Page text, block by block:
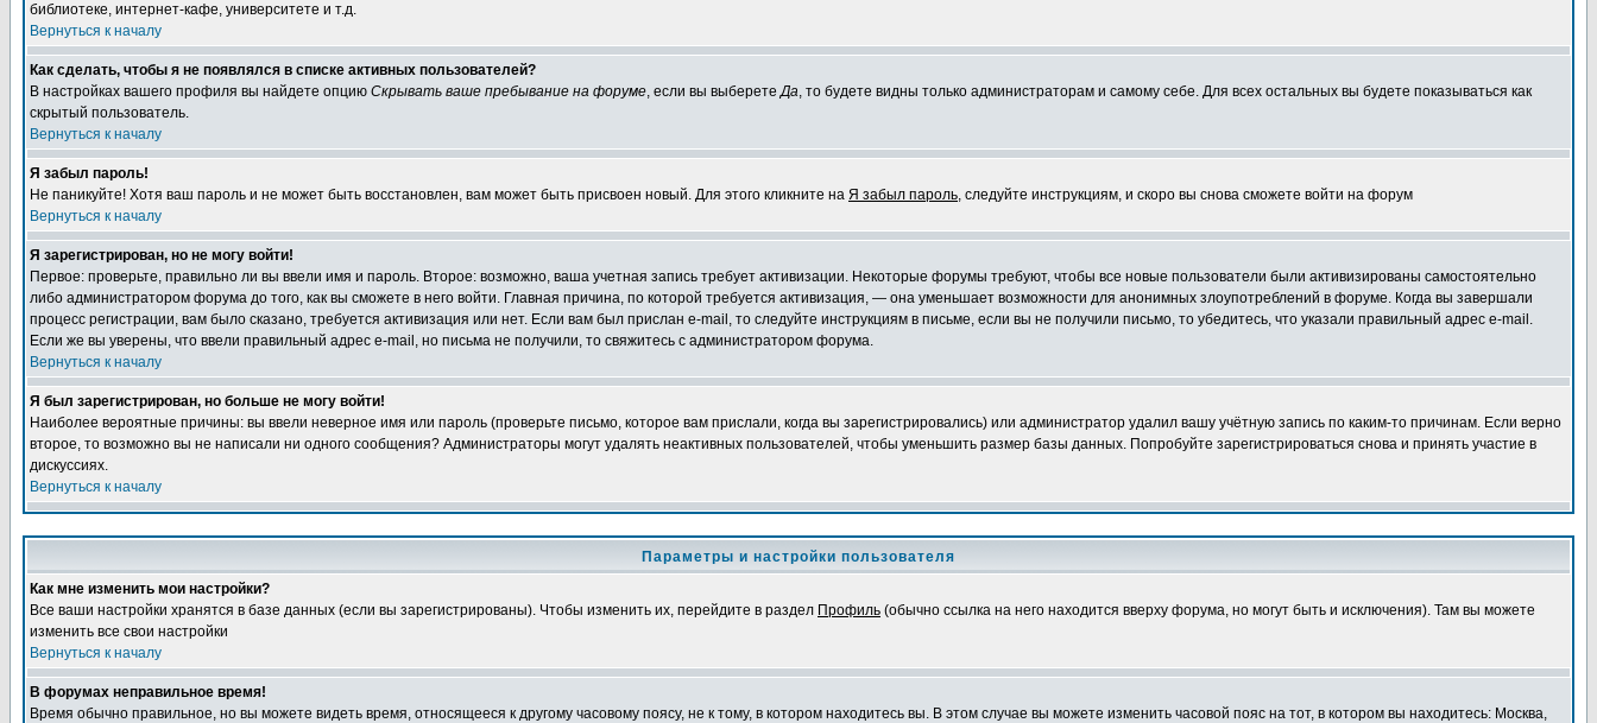
библиотеке, интернет-кафе, университете и т.д.
Вернуться к началу
Как сделать, чтобы я не появлялся в списке активных пользователей?
В настройках вашего профиля вы найдете опцию Скрывать ваше пребывание на форуме, если вы выберетеДа, то будете видны только администраторам и самому себе. Для всех остальных вы будете показываться как
скрытый пользователь.
Вернуться к началу
Я забыл пароль!
Не паникуйте! Хотя ваш пароль и не может быть восстановлен, вам может быть присвоен новый. Для этого кликните на Я забыл пароль, следуйте инструкциям, и скоро вы снова сможете войти на форум
Вернуться к началу
Я зарегистрирован, но не могу войти!
Первое: проверьте, правильно ли вы ввели имя и пароль. Второе: возможно, ваша учетная запись требует активизации. Некоторые форумы требуют, чтобы все новые пользователи были активизированы самостоятельно
либо администратором форума до того, как вы сможете в него войти. Главная причина, по которой требуется активизация, — она уменьшает возможности для анонимных злоупотреблений в форуме. Когда вы завершали
процесс регистрации, вам было сказано, требуется активизация или нет. Если вам был прислан e-mail, то следуйте инструкциям в письме, если вы не получили письмо, то убедитесь, что указали правильный адрес e-mail.
Если же вы уверены, что ввели правильный адрес e-mail, но письма не получили, то свяжитесь с администратором форума.
Вернуться к началу
Я был зарегистрирован, но больше не могу войти!
Наиболее вероятные причины: вы ввели неверное имя или пароль (проверьте письмо, которое вам прислали, когда вы зарегистрировались) или администратор удалил вашу учётную запись по каким-то причинам. Если верно
второе, то возможно вы не написали ни одного сообщения? Администраторы могут удалять неактивных пользователей, чтобы уменьшить размер базы данных. Попробуйте зарегистрироваться снова и принять участие в
дискуссиях.
Вернуться к началу
Параметры и настройки пользователя
Как мне изменить мои настройки?
Все ваши настройки хранятся в базе данных (если вы зарегистрированы). Чтобы изменить их, перейдите в раздел Профиль (обычно ссылка на него находится вверху форума, но могут быть и исключения). Там вы можете
изменить все свои настройки
Вернуться к началу
В форумах неправильное время!
Время обычно правильное, но вы можете видеть время, относящееся к другому часовому поясу, не к тому, в котором находитесь вы. В этом случае вы можете изменить часовой пояс на тот, в котором вы находитесь: Москва,